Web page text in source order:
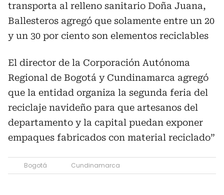
transporta al relleno sanitario Doña Juana,
Ballesteros agregó que solamente entre un 20
y un 30 por ciento son elementos reciclables
El director de la Corporación Autónoma
Regional de Bogotá y Cundinamarca agregó
que la entidad organiza la segunda feria del
reciclaje navideño para que artesanos del
departamento y la capital puedan exponer
empaques fabricados con material reciclado”
Bogotá Cundinamarca